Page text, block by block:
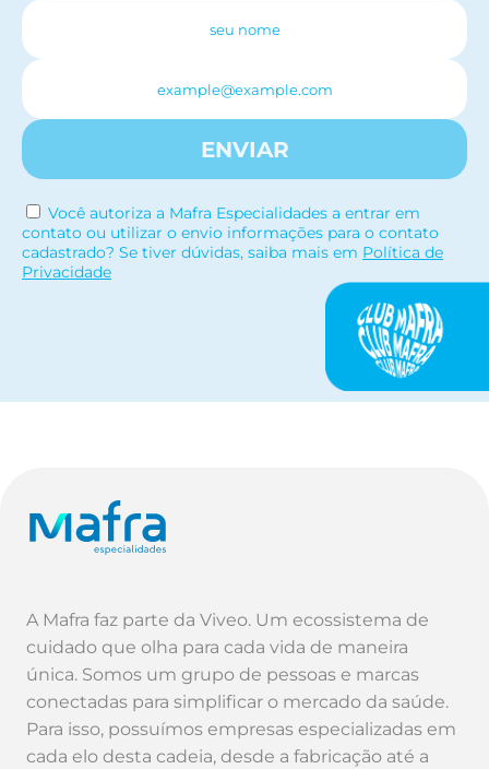
ENVIAR
Você autoriza a Mafra Especialidades a entrar em
contato ou utilizar o envio informações para o contato
cadastrado? Se tiver dúvidas, saiba mais em Política de
Privacidade
A Mafra faz parte da Viveo. Um ecossistema de
cuidado que olha para cada vida de maneira
única. Somos um grupo de pessoas e marcas
conectadas para simplificar o mercado da saúde.
Para isso, possuímos empresas especializadas em
cada elo desta cadeia, desde a fabricação até a